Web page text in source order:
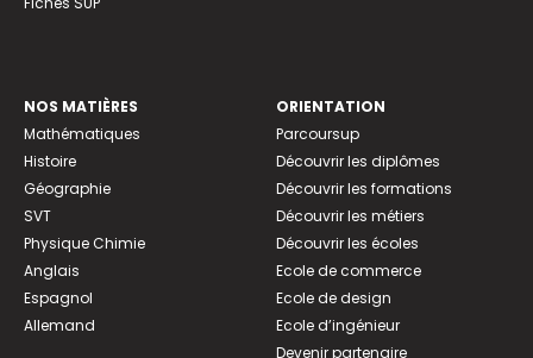
NOS MATIÈRES
Mathématiques
Histoire
Géographie
SVT
Physique Chimie
Anglais
Espagnol
Allemand
ORIENTATION
Parcoursup
Découvrir les diplômes
Découvrir les formations
Découvrir les métiers
Découvrir les écoles
Ecole de commerce
Ecole de design
Ecole d’ingénieur
Devenir partenaire